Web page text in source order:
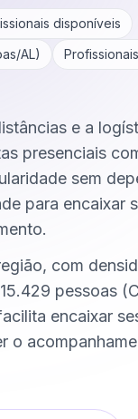
disponíveis
/AL)
e a
presenciais
sem
para encaixar
com
pessoas
encaixar
o